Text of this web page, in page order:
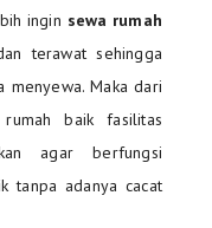
ingin sewa rumah
terawat sehingga
menyewa. Maka dari
baik fasilitas
agar berfungsi
tanpa adanya cacat